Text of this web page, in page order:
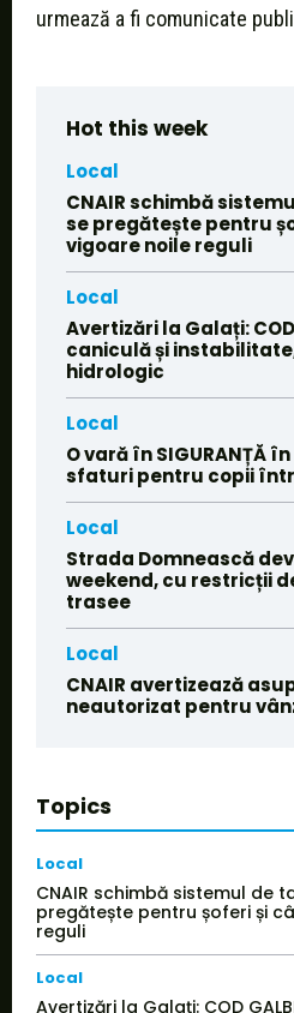
urmează a fi comunicate
Hot this week
Local
CNAIR schimbă
se pregătește pentru
vigoare noile reguli
Local
Avertizări la Galați:
caniculă și instabilitate,
hidrologic
Local
O vară în SIGURANȚĂ
sfaturi pentru copii
Local
Strada Domnească
weekend, cu restricții
trasee
Local
CNAIR avertizează
neautorizat pentru
Topics
Local
CNAIR schimbă sistemul de
pregătește pentru șoferi și
reguli
Local
Avertizări la Galați: COD